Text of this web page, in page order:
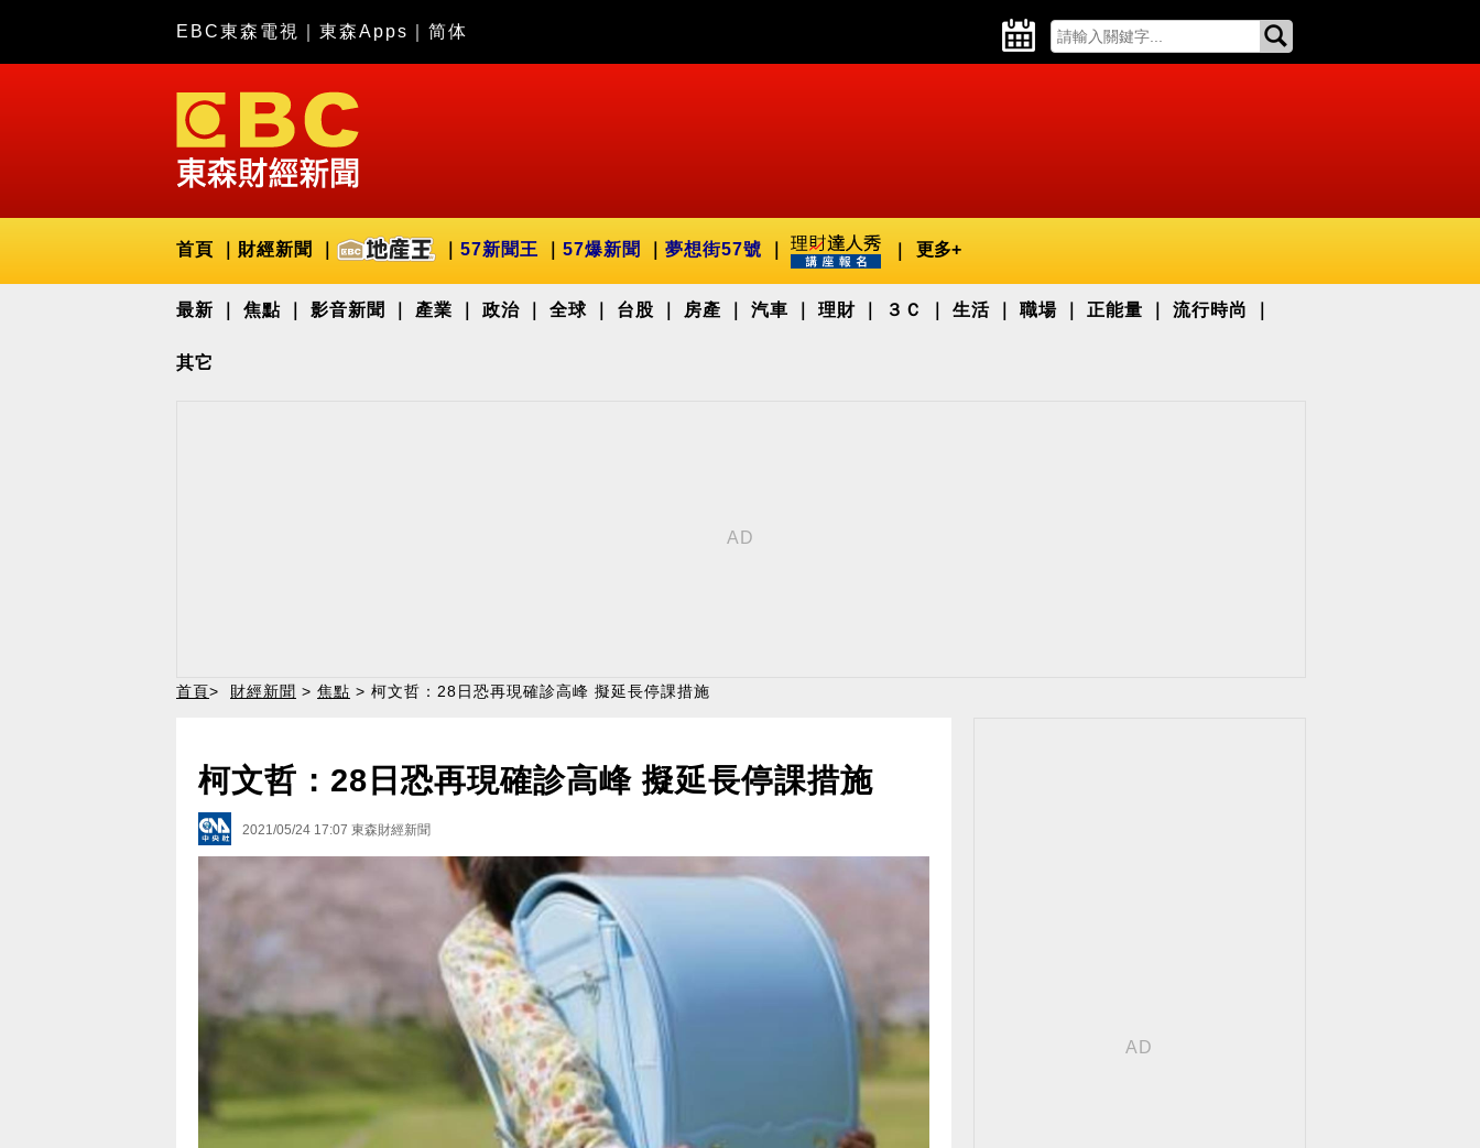
EBC東森電視 東森Apps 简体
首頁 財經新聞 57新聞王 57爆新聞 夢想街57號 更多+
最新 焦點 影音新聞 產業 政治 全球 台股 房產 汽車 理財 ３Ｃ 生活 職場 正能量 流行時尚
其它
首頁> 財經新聞 > 焦點 > 柯文哲：28日恐再現確診高峰 擬延長停課措施
柯文哲：28日恐再現確診高峰 擬延長停課措施
2021/05/24 17:07 東森財經新聞